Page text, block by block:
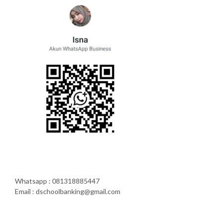
Whatsapp : 081318885447
Email : dschoolbanking@gmail.com